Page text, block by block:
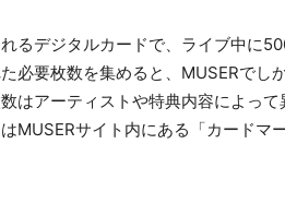
るデジタルカードで、ライブ中に
必要枚数を集めると、MUSERでし
はアーティストや特典内容によって
MUSERサイト内にある「カードマ